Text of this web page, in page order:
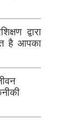
द्वारा
है आपका